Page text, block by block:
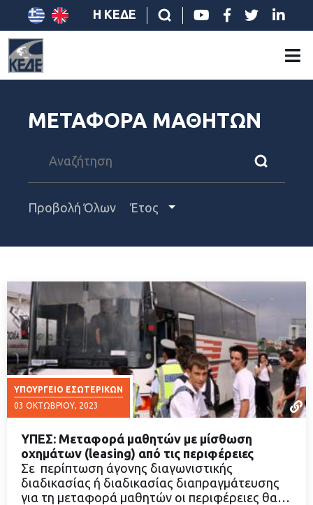
Η ΚΕΔΕ
ΜΕΤΑΦΟΡΑ ΜΑΘΗΤΩΝ
Προβολή Όλων Έτος
ΥΠΟΥΡΓΕΊΟ ΕΣΩΤΕΡΙΚΏΝ
03 ΟΚΤΩΒΡΊΟΥ, 2023
ΔΙΑΒΑΣΤΕ ΠΕΡΙΣΣΟΤΕΡΑ
ΥΠΕΣ: Μεταφορά μαθητών με μίσθωση
οχημάτων (leasing) από τις περιφέρειες
Σε περίπτωση άγονης διαγωνιστικής
διαδικασίας ή διαδικασίας διαπραγμάτευσης
για τη μεταφορά μαθητών οι περιφέρειες θα…